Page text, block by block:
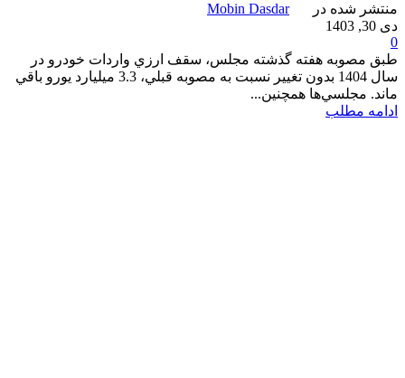
منتشر شده در
Mobin Dasdar
دی 30, 1403
0
طبق مصوبه هفته گذشته مجلس، سقف ارزي واردات خودرو در
سال 1404 بدون تغيير نسبت به مصوبه قبلي، 3.3 ميليارد يورو باقي
ماند. مجلسي‌ها همچنين...
ادامه مطلب